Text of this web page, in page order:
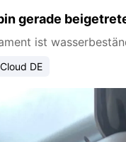
gerade
ist
DE